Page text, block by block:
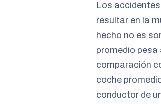
Los
resultar en la
hecho no es
promedio
comparación
coche
conductor de